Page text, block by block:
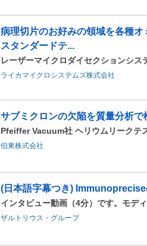
病理切片のお好みの領域を各種
スタンダードテ...
レーザーマイクロダイセクションシ
ライカマイクロシステムズ株式会社
サブミクロンの欠陥を質量分析
Pfeiffer Vacuum社 ヘリウムリークテ
伯東株式会社
(日本語字幕つき)
インタビュー動画（4分）です。モデ
ザルトリウス・グループ